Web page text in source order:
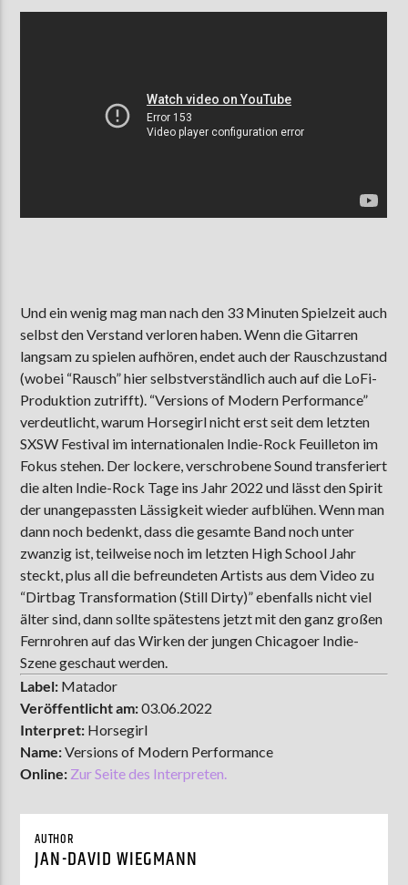
Und ein wenig mag man nach den 33 Minuten Spielzeit auch
selbst den Verstand verloren haben. Wenn die Gitarren
langsam zu spielen aufhören, endet auch der Rauschzustand
(wobei “Rausch” hier selbstverständlich auch auf die LoFi-
Produktion zutrifft). “Versions of Modern Performance”
verdeutlicht, warum Horsegirl nicht erst seit dem letzten
SXSW Festival im internationalen Indie-Rock Feuilleton im
Fokus stehen. Der lockere, verschrobene Sound transferiert
die alten Indie-Rock Tage ins Jahr 2022 und lässt den Spirit
der unangepassten Lässigkeit wieder aufblühen. Wenn man
dann noch bedenkt, dass die gesamte Band noch unter
zwanzig ist, teilweise noch im letzten High School Jahr
steckt, plus all die befreundeten Artists aus dem Video zu
“Dirtbag Transformation (Still Dirty)” ebenfalls nicht viel
älter sind, dann sollte spätestens jetzt mit den ganz großen
Fernrohren auf das Wirken der jungen Chicagoer Indie-
Szene geschaut werden.
Label: Matador
Veröffentlicht am:03.06.2022
Interpret: Horsegirl
Name:Versions of Modern Performance
Online: Zur Seite des Interpreten.
AUTHOR
JAN-DAVID WIEGMANN